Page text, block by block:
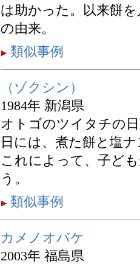
は助かった。以来餅
の由来。
類似事例
（ゾクシン）
1984年 新潟県
オトゴのツイタチの
日には、煮た餅と塩
これによって、子ど
う。
類似事例
カメノオバケ
2003年 福島県